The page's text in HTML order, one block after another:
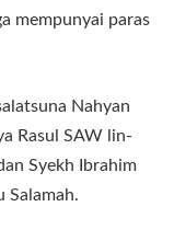
mempunyai paras
Nahyan
Rasul SAW lin-
Syekh Ibrahim
Salamah.